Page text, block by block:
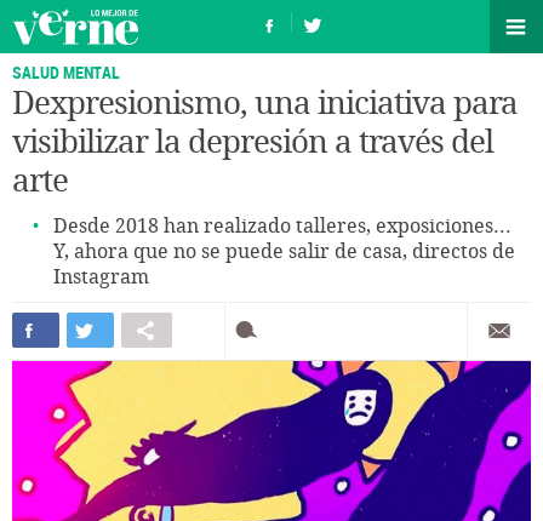
SALUD MENTAL
Dexpresionismo, una iniciativa para
visibilizar la depresión a través del
arte
Desde 2018 han realizado talleres, exposiciones...
Y, ahora que no se puede salir de casa, directos de
Instagram